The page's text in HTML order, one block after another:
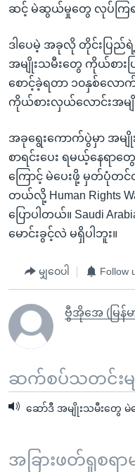
ဆင့် မဲဆွယ်မှုတွေ လုပ်ကြ
ဒါပေမဲ့ အခုလို တိုင်းပြည်ရဲ့
အမျိုးသမီးတွေ ကိုယ်စား
စောင့်ခဲ့ရတာ ၁၀နှစ်လော
ကိုယ်စားလှယ်လောင်းအမ
အခုရွေးကောက်ပွဲမှာ အမျို
စာရင်းပေး ရမယ့်နေရာ
ကြောင့် မဲပေးဖို့ မှတ်ပုံ
တယ်လို့ Human Rights
ပြောပါတယ်။ Saudi
မောင်းခွင့်လဲ မရှိပါဘူး။
မျှဝေပါ Follow
ဗွီအိုအေ (မြန်မ
ဆက်စပ်သတင်းမျ
ဆော်ဒီ အမျိုးသမီးတွေ မဲ
အခြားဖတ်ရှုစရာမ